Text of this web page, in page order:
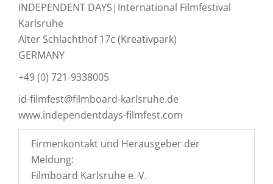
INDEPENDENT DAYS|International Filmfestival
Karlsruhe
Alter Schlachthof 17c (Kreativpark)
GERMANY
+49 (0) 721-9338005
id-filmfest@filmboard-karlsruhe.de
www.independentdays-filmfest.com
Firmenkontakt und Herausgeber der
Meldung:
Filmboard Karlsruhe e. V.